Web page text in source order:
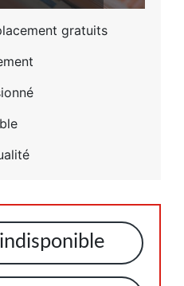
gratuits
indisponible